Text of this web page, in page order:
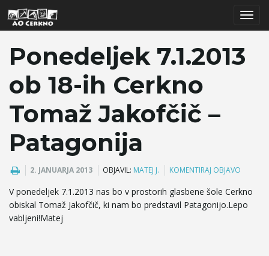
g
Ponedeljek 7.1.2013
ob 18-ih Cerkno
Tomaž Jakofčič –
Patagonija
2. JANUARJA 2013 OBJAVIL: MATEJ J. KOMENTIRAJ OBJAVO
V ponedeljek 7.1.2013 nas bo v prostorih glasbene šole Cerkno
obiskal Tomaž Jakofčič, ki nam bo predstavil Patagonijo.Lepo
vabljeni!Matej